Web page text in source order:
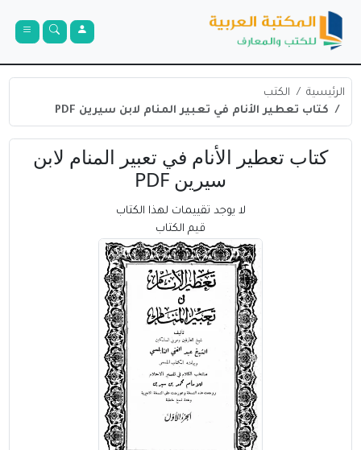
الرئيسية
الكتب
كتاب تعطير الأنام في تعبير المنام لابن سيرين PDF
كتاب تعطير الأنام في تعبير المنام لابن
سيرين PDF
لا يوجد تقييمات لهذا الكتاب
قيم الكتاب